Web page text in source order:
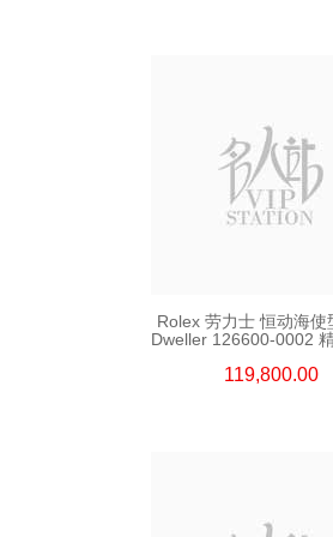
Rolex 劳力士 恒动海使
Dweller 126600-0002
119,800.00